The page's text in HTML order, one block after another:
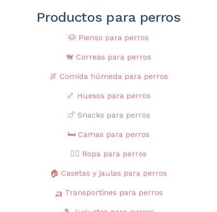
Productos para perros
🐶 Pienso para perros
🦮 Correas para perros
🍖 Comida húmeda para perros
🦴 Huesos para perros
🍗 Snacks para perros
🛏️ Camas para perros
🐕‍🦺 Ropa para perros
🏠 Casetas y jaulas para perros
🛺 Transportines para perros